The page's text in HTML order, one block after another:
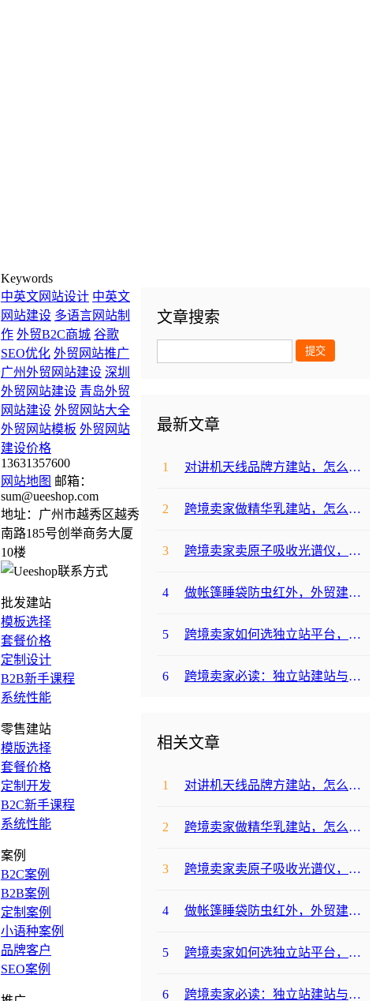
文章搜索
最新文章
1 对讲机天线品牌方建站，怎么降低成本啊？
2 跨境卖家做精华乳建站，怎么选合适提升转化？
3 跨境卖家卖原子吸收光谱仪，选哪个建站平台合适？
4 做帐篷睡袋防虫红外，外贸建站平台哪个合适？
5 跨境卖家如何选独立站平台，降低运动水袋架包建站成本？
6 跨境卖家必读：独立站建站与支付，帐篷睡袋防虫露如何避坑降成本？
相关文章
1 对讲机天线品牌方建站，怎么降低成本啊？
2 跨境卖家做精华乳建站，怎么选合适提升转化？
3 跨境卖家卖原子吸收光谱仪，选哪个建站平台合适？
4 做帐篷睡袋防虫红外，外贸建站平台哪个合适？
5 跨境卖家如何选独立站平台，降低运动水袋架包建站成本？
6 跨境卖家必读：独立站建站与支付，帐篷睡袋防虫露如何避坑降成本？
Keywords
中英文网站设计 中英文
网站建设 多语言网站制
作 外贸B2C商城 谷歌
SEO优化 外贸网站推广
广州外贸网站建设 深圳
外贸网站建设 青岛外贸
网站建设 外贸网站大全
外贸网站模板 外贸网站
建设价格
13631357600
网站地图 邮箱：
sum@ueeshop.com
地址：广州市越秀区越秀
南路185号创举商务大厦
10楼
批发建站
模板选择
套餐价格
定制设计
B2B新手课程
系统性能
零售建站
模版选择
套餐价格
定制开发
B2C新手课程
系统性能
案例
B2C案例
B2B案例
定制案例
小语种案例
品牌客户
SEO案例